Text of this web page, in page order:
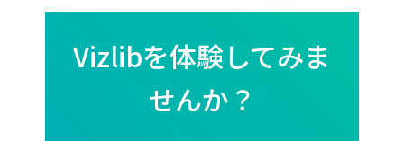
Vizlibを体験してみま
せんか？